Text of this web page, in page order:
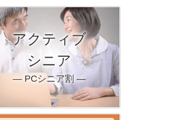
アクティブ
シニア
― PCシニア割 ―